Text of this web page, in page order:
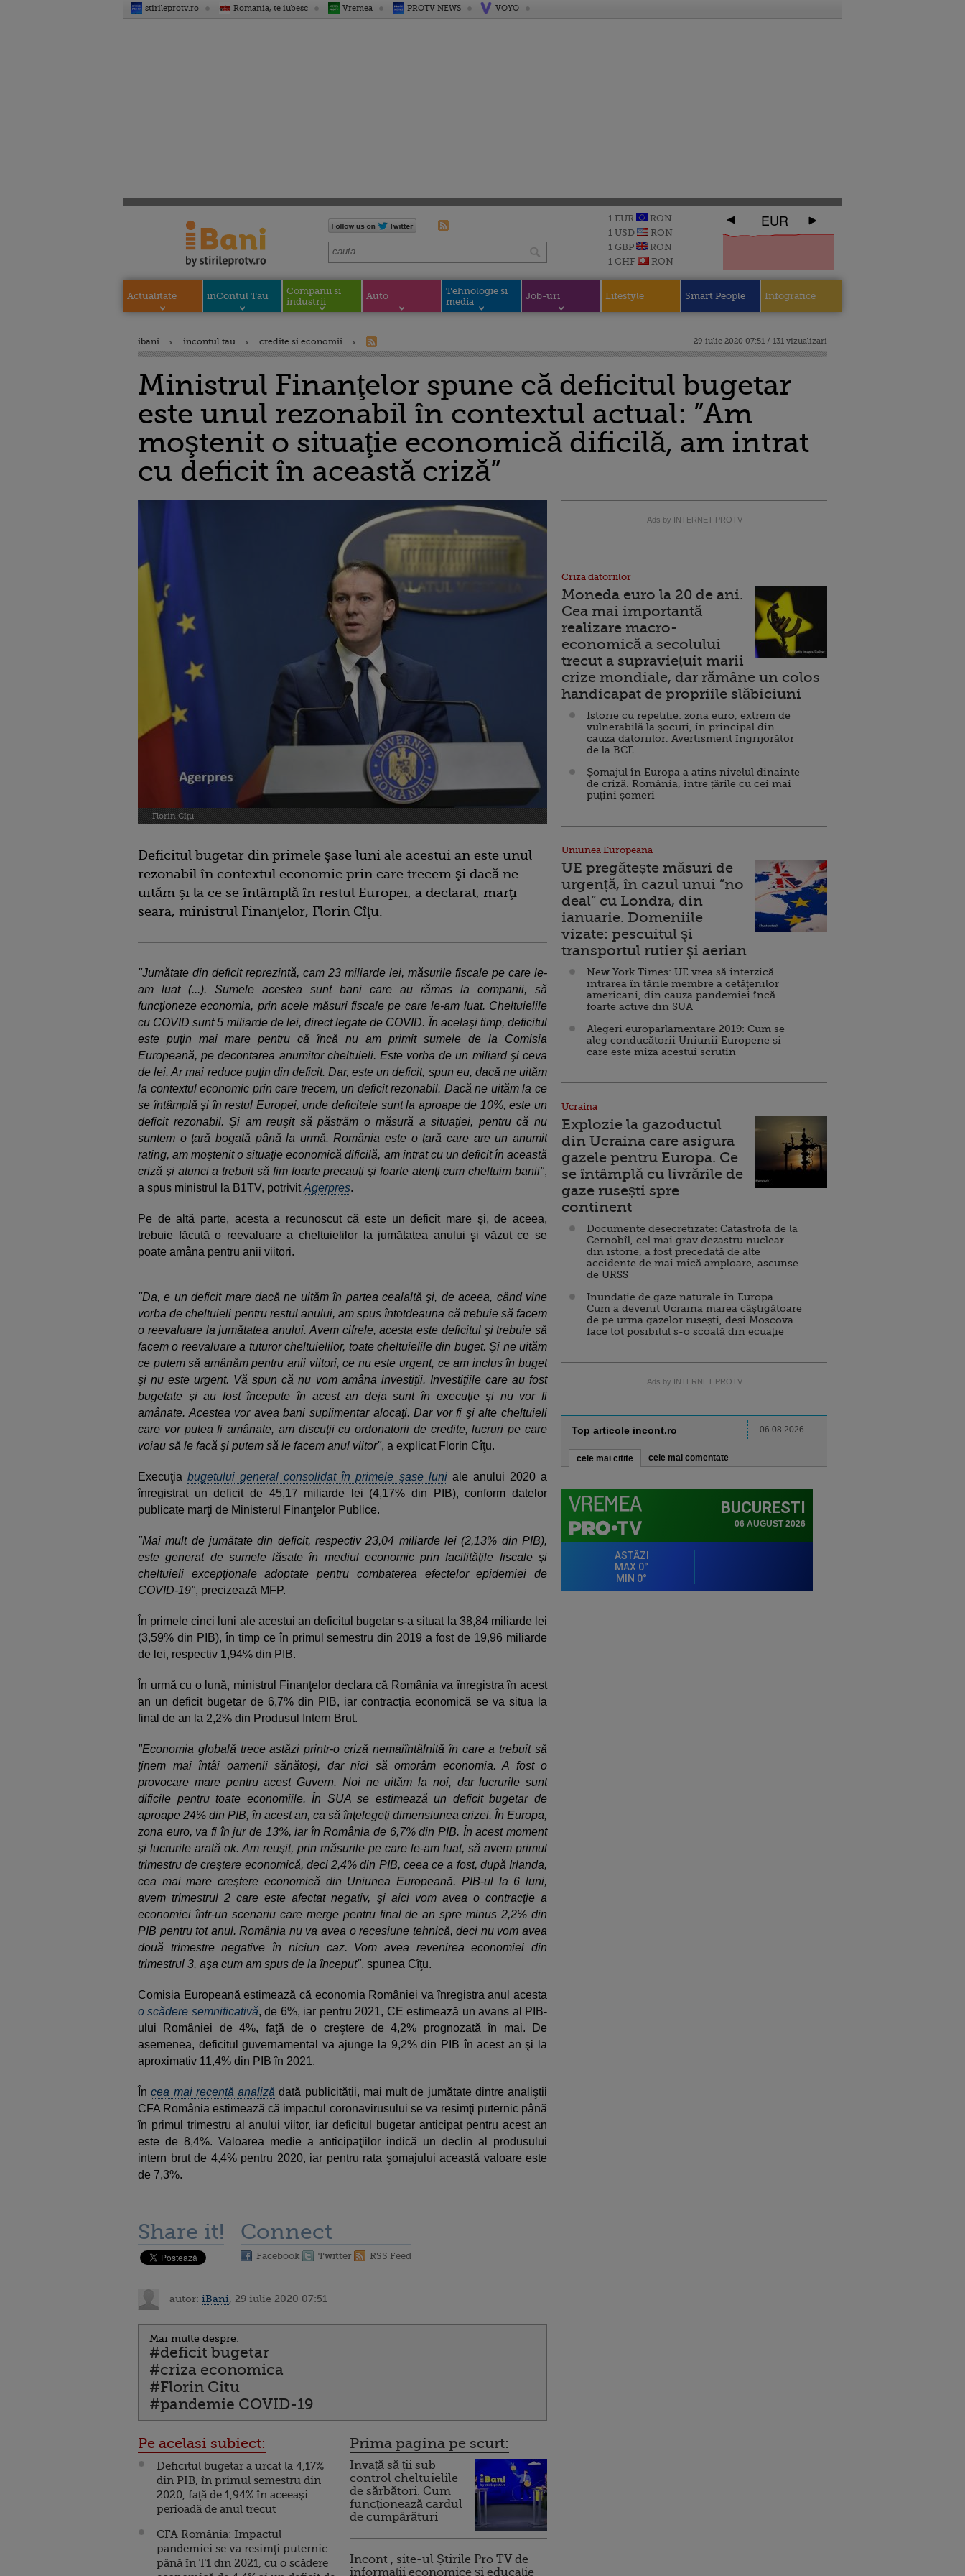
stirileprotv.ro Romania, te iubesc Vremea PROTV NEWS VOYO
1 EUR
RON
1 USD
RON
1 GBP
RON
1 CHF
RON
EUR
Actualitate inContul Tau
Companii si
industrii
Auto
Tehnologie si
media
Job-uri Lifestyle Smart People Infografice
ibani incontul tau credite si economii 29 iulie 2020 07:51 / 131 vizualizari
Ministrul Finanţelor spune că deficitul bugetar
este unul rezonabil în contextul actual: ”Am
moştenit o situaţie economică dificilă, am intrat
cu deficit în această criză”
Florin Cîțu
Deficitul bugetar din primele şase luni ale acestui an este unul
rezonabil în contextul economic prin care trecem şi dacă ne
uităm şi la ce se întâmplă în restul Europei, a declarat, marţi
seara, ministrul Finanţelor, Florin Cîţu.
"Jumătate din deficit reprezintă, cam 23 miliarde lei, măsurile fiscale pe care le-
am luat (...). Sumele acestea sunt bani care au rămas la companii, să
funcţioneze economia, prin acele măsuri fiscale pe care le-am luat. Cheltuielile
cu COVID sunt 5 miliarde de lei, direct legate de COVID. În acelaşi timp, deficitul
este puţin mai mare pentru că încă nu am primit sumele de la Comisia
Europeană, pe decontarea anumitor cheltuieli. Este vorba de un miliard şi ceva
de lei. Ar mai reduce puţin din deficit. Dar, este un deficit, spun eu, dacă ne uităm
la contextul economic prin care trecem, un deficit rezonabil. Dacă ne uităm la ce
se întâmplă şi în restul Europei, unde deficitele sunt la aproape de 10%, este un
deficit rezonabil. Şi am reuşit să păstrăm o măsură a situaţiei, pentru că nu
suntem o ţară bogată până la urmă. România este o ţară care are un anumit
rating, am moştenit o situaţie economică dificilă, am intrat cu un deficit în această
criză şi atunci a trebuit să fim foarte precauţi şi foarte atenţi cum cheltuim banii",
a spus ministrul la B1TV, potrivitAgerpres.
Pe de altă parte, acesta a recunoscut că este un deficit mare şi, de aceea,
trebuie făcută o reevaluare a cheltuielilor la jumătatea anului şi văzut ce se
poate amâna pentru anii viitori.
"Da, e un deficit mare dacă ne uităm în partea cealaltă şi, de aceea, când vine
vorba de cheltuieli pentru restul anului, am spus întotdeauna că trebuie să facem
o reevaluare la jumătatea anului. Avem cifrele, acesta este deficitul şi trebuie să
facem o reevaluare a tuturor cheltuielilor, toate cheltuielile din buget. Şi ne uităm
ce putem să amânăm pentru anii viitori, ce nu este urgent, ce am inclus în buget
şi nu este urgent. Vă spun că nu vom amâna investiţii. Investiţiile care au fost
bugetate şi au fost începute în acest an deja sunt în execuţie şi nu vor fi
amânate. Acestea vor avea bani suplimentar alocaţi. Dar vor fi şi alte cheltuieli
care vor putea fi amânate, am discuţii cu ordonatorii de credite, lucruri pe care
voiau să le facă şi putem să le facem anul viitor", a explicat Florin Cîţu.
Execuţiabugetului general consolidat în primele şase luniale anului 2020 a
înregistrat un deficit de 45,17 miliarde lei (4,17% din PIB), conform datelor
publicate marţi de Ministerul Finanţelor Publice.
"Mai mult de jumătate din deficit, respectiv 23,04 miliarde lei (2,13% din PIB),
este generat de sumele lăsate în mediul economic prin facilităţile fiscale şi
cheltuieli excepţionale adoptate pentru combaterea efectelor epidemiei de
COVID-19", precizează MFP.
În primele cinci luni ale acestui an deficitul bugetar s-a situat la 38,84 miliarde lei
(3,59% din PIB), în timp ce în primul semestru din 2019 a fost de 19,96 miliarde
de lei, respectiv 1,94% din PIB.
În urmă cu o lună, ministrul Finanţelor declara că România va înregistra în acest
an un deficit bugetar de 6,7% din PIB, iar contracţia economică se va situa la
final de an la 2,2% din Produsul Intern Brut.
"Economia globală trece astăzi printr-o criză nemaiîntâlnită în care a trebuit să
ţinem mai întâi oamenii sănătoşi, dar nici să omorâm economia. A fost o
provocare mare pentru acest Guvern. Noi ne uităm la noi, dar lucrurile sunt
dificile pentru toate economiile. În SUA se estimează un deficit bugetar de
aproape 24% din PIB, în acest an, ca să înţelegeţi dimensiunea crizei. În Europa,
zona euro, va fi în jur de 13%, iar în România de 6,7% din PIB. În acest moment
şi lucrurile arată ok. Am reuşit, prin măsurile pe care le-am luat, să avem primul
trimestru de creştere economică, deci 2,4% din PIB, ceea ce a fost, după Irlanda,
cea mai mare creştere economică din Uniunea Europeană. PIB-ul la 6 luni,
avem trimestrul 2 care este afectat negativ, şi aici vom avea o contracţie a
economiei într-un scenariu care merge pentru final de an spre minus 2,2% din
PIB pentru tot anul. România nu va avea o recesiune tehnică, deci nu vom avea
două trimestre negative în niciun caz. Vom avea revenirea economiei din
trimestrul 3, aşa cum am spus de la început", spunea Cîţu.
Comisia Europeană estimează că economia României va înregistra anul acesta
o scădere semnificativă, de 6%, iar pentru 2021, CE estimează un avans al PIB-
ului României de 4%, faţă de o creştere de 4,2% prognozată în mai. De
asemenea, deficitul guvernamental va ajunge la 9,2% din PIB în acest an şi la
aproximativ 11,4% din PIB în 2021.
Încea mai recentă analiză dată publicității, mai mult de jumătate dintre analiştii
CFA România estimează că impactul coronavirusului se va resimţi puternic până
în primul trimestru al anului viitor, iar deficitul bugetar anticipat pentru acest an
este de 8,4%. Valoarea medie a anticipaţiilor indică un declin al produsului
intern brut de 4,4% pentru 2020, iar pentru rata şomajului această valoare este
de 7,3%.
Share it! Connect
Facebook Twitter RSS Feed
autor: iBani , 29 iulie 2020 07:51
Mai multe despre:
#deficit bugetar
#criza economica
#Florin Citu
#pandemie COVID-19
Pe acelasi subiect:
Deficitul bugetar a urcat la 4,17%
din PIB, în primul semestru din
2020, faţă de 1,94% în aceeaşi
perioadă de anul trecut
CFA România: Impactul
pandemiei se va resimţi puternic
până în T1 din 2021, cu o scădere
Prima pagina pe scurt:
Invață să ții sub
control cheltuielile
de sărbători. Cum
funcționează cardul
de cumpărături
Incont , site-ul Știrile Pro TV de
informații economice și educație
Ads by INTERNET PROTV
Criza datoriilor
Moneda euro la 20 de ani.
Cea mai importantă
realizare macro-
economică a secolului
trecut a supraviețuit marii
crize mondiale, dar rămâne un colos
handicapat de propriile slăbiciuni
Istorie cu repetiție: zona euro, extrem de
vulnerabilă la șocuri, în principal din
cauza datoriilor. Avertisment îngrijorător
de la BCE
Șomajul în Europa a atins nivelul dinainte
de criză. România, între țările cu cei mai
puțini șomeri
Uniunea Europeana
UE pregătește măsuri de
urgență, în cazul unui ”no
deal” cu Londra, din
ianuarie. Domeniile
vizate: pescuitul şi
transportul rutier şi aerian
New York Times: UE vrea să interzică
intrarea în țările membre a cetăţenilor
americani, din cauza pandemiei încă
foarte active din SUA
Alegeri europarlamentare 2019: Cum se
aleg conducătorii Uniunii Europene și
care este miza acestui scrutin
Ucraina
Explozie la gazoductul
din Ucraina care asigura
gazele pentru Europa. Ce
se întâmplă cu livrările de
gaze rusești spre
continent
Documente desecretizate: Catastrofa de la
Cernobîl, cel mai grav dezastru nuclear
din istorie, a fost precedată de alte
accidente de mai mică amploare, ascunse
de URSS
Inundație de gaze naturale în Europa.
Cum a devenit Ucraina marea câștigătoare
de pe urma gazelor rusești, deși Moscova
face tot posibilul s-o scoată din ecuație
Ads by INTERNET PROTV
Top articole incont.ro 06.08.2026
cele mai citite cele mai comentate